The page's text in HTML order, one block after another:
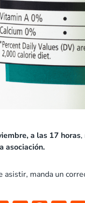
a las 17 horas
asociación.
asistir, manda un